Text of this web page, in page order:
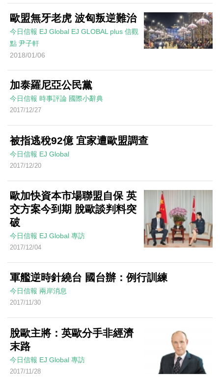
歐盟無牙老虎 波匈叛逆難治
今日信報 EJ Global EJ GLOBAL plus 信觀
點 尹子軒
2018/01/06
加泰羅尼亞公民黨
今日信報 時事評論 國際小辭典
2017/12/27
被指逃稅92億 宜家遭歐盟調查
今日信報 EJ Global
2017/12/20
歐加快資本市場聯盟自保 英
交方案今到期 脫歐談判料突
破
今日信報 EJ Global 專訪
2017/12/04
軍艦逆時針繞台 國台辦：例行訓練
今日信報 兩岸消息
2017/11/30
脫歐主將：英歐分手非經濟
末路
今日信報 EJ Global 專訪
2017/11/28